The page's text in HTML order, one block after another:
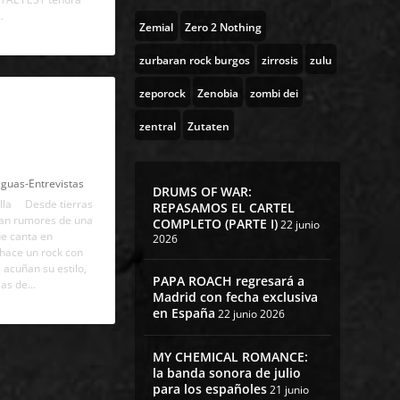
Entrevistas
Desde tierras
rumores de una
canta en
un rock con
su estilo,
de...
Zemial Zero 2 Nothing
zurbaran rock burgos zirrosis zulu
zeporock Zenobia zombi dei
zentral Zutaten
DRUMS OF WAR:
REPASAMOS EL CARTEL
COMPLETO (PARTE I)22 junio
2026
PAPA ROACH regresará a
Madrid con fecha exclusiva
en España 22 junio 2026
MY CHEMICAL ROMANCE:
la banda sonora de julio
para los españoles21 junio